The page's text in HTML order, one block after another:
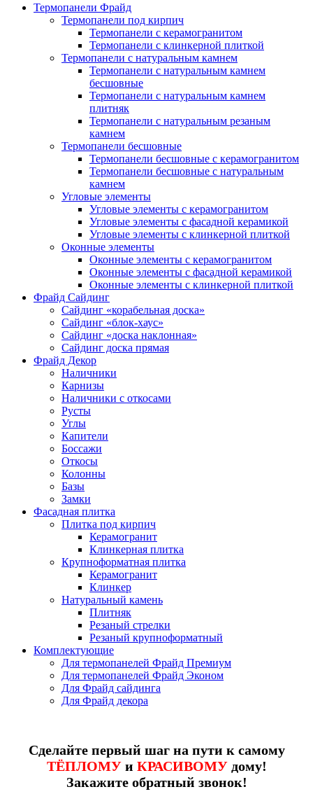
Термопанели Фрайд
Термопанели под кирпич
Термопанели с керамогранитом
Термопанели с клинкерной плиткой
Термопанели с натуральным камнем
Термопанели с натуральным камнем
бесшовные
Термопанели с натуральным камнем
плитняк
Термопанели с натуральным резаным
камнем
Термопанели бесшовные
Термопанели бесшовные с керамогранитом
Термопанели бесшовные с натуральным
камнем
Угловые элементы
Угловые элементы с керамогранитом
Угловые элементы с фасадной керамикой
Угловые элементы с клинкерной плиткой
Оконные элементы
Оконные элементы с керамогранитом
Оконные элементы с фасадной керамикой
Оконные элементы с клинкерной плиткой
Фрайд Сайдинг
Сайдинг «корабельная доска»
Сайдинг «блок-хаус»
Сайдинг «доска наклонная»
Сайдинг доска прямая
Фрайд Декор
Наличники
Карнизы
Наличники с откосами
Русты
Углы
Капители
Боссажи
Откосы
Колонны
Базы
Замки
Фасадная плитка
Плитка под кирпич
Керамогранит
Клинкерная плитка
Крупноформатная плитка
Керамогранит
Клинкер
Натуральный камень
Плитняк
Резаный стрелки
Резаный крупноформатный
Комплектующие
Для термопанелей Фрайд Премиум
Для термопанелей Фрайд Эконом
Для Фрайд сайдинга
Для Фрайд декора
Сделайте первый шаг на пути к самому
ТЁПЛОМУи КРАСИВОМУдому!
Закажите обратный звонок!